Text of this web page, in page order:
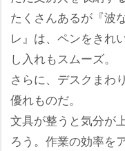
たくさんあるが『
レ』は、ペンをきれ
し入れもスムーズ。
さらに、デスクまわ
優れものだ。
文具が整うと気分が
ろう。作業の効率を